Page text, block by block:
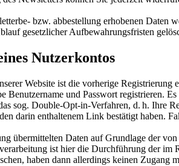
bzw. abbestellung erhobenen
gesetzlicher Aufbewahrungsfristen
Nutzerkontos
Website ist die vorherige Registrierung
Benutzername und Passwort registrieren.
sog. Double-Opt-in-Verfahren, d. h. Ihre
darin enthaltenem Link bestätigt haben.
übermittelten Daten auf Grundlage der
ist hier die Durchführung der im
haben dann allerdings keinen